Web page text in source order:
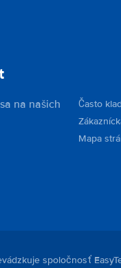
na našich
Často
Mapa
spoločnosť